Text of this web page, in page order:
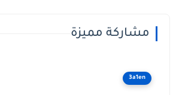
مشاركة مميزة
3a1en